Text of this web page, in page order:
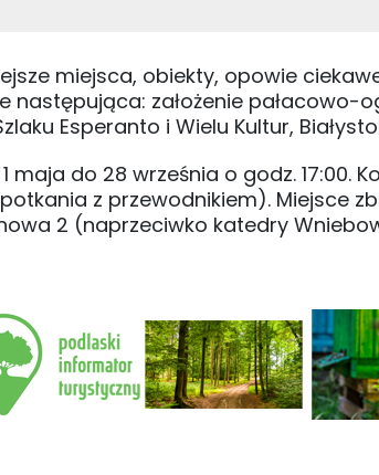
miejsca, obiekty, opowie
następująca: założenie pałacowo-
Esperanto i Wielu Kultur,
do 28 września o godz. 17:00.
z przewodnikiem). Miejsce
2 (naprzeciwko katedry